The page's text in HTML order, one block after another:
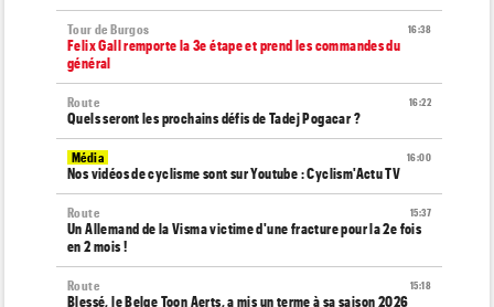
16:38
Tour de Burgos
Felix Gall remporte la 3e étape et prend les commandes du
général
16:22
Route
Quels seront les prochains défis de Tadej Pogacar ?
16:00
Média
Nos vidéos de cyclisme sont sur Youtube : Cyclism'Actu TV
15:37
Route
Un Allemand de la Visma victime d'une fracture pour la 2e fois
en 2 mois !
15:18
Route
Blessé, le Belge Toon Aerts, a mis un terme à sa saison 2026